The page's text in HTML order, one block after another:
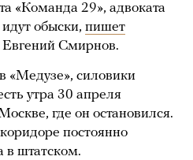
«Команда 29», адвоката
обыски, пишет
Евгений Смирнов.
«Медузе», силовики
утра 30 апреля
где он остановился.
постоянно
в штатском.